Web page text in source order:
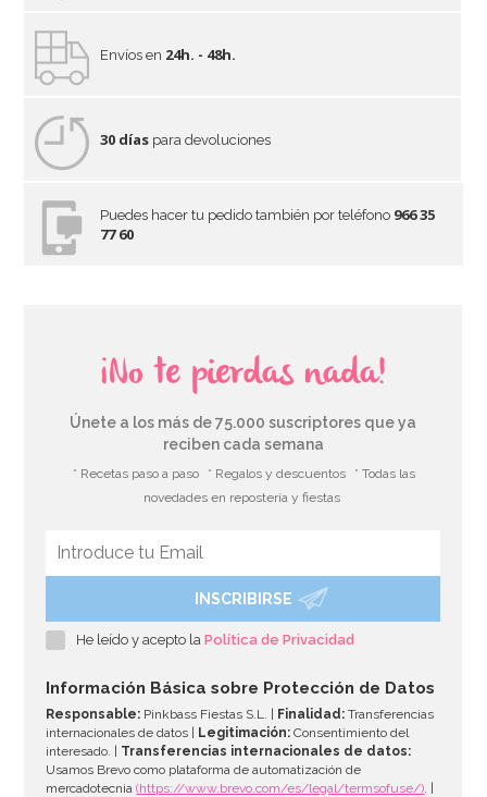
Envíos en 24h. - 48h.
30 días para devoluciones
Puedes hacer tu pedido también por teléfono 966 35
77 60
¡No te pierdas nada!
Únete a los más de 75.000 suscriptores que ya
reciben cada semana
* Recetas paso a paso * Regalos y descuentos
* Todas las
novedades en repostería y fiestas
INSCRIBIRSE
He leído y acepto laPolítica de Privacidad
Información Básica sobre Protección de Datos
Responsable: Pinkbass Fiestas S.L. | Finalidad: Transferencias
internacionales de datos | Legitimación: Consentimiento del
interesado. | Transferencias internacionales de datos:
Usamos Brevo como plataforma de automatización de
mercadotecnia(https://www.brevo.com/es/legal/termsofuse/) . |